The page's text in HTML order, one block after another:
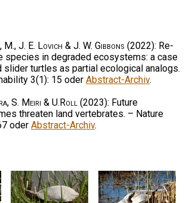
M., J. E. Lovich & J. W. Gibbons (2022): Re-
species in degraded ecosystems: a case
slider turtles as partial ecological analogs.
3(1): 15 oder Abstract-Archiv.
S. Meiri & U.Roll (2023): Future
threaten land vertebrates. – Nature
oder Abstract-Archiv.